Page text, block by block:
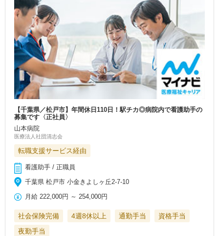
【千葉県／松戸市】年間休日110日！駅チカ◎病院内で看護助手の
募集です〈正社員〉
山本病院
医療法人社団清志会
転職支援サービス経由
看護助手 / 正職員
千葉県 松戸市 小金きよしヶ丘2-7-10
月給 222,000円 ～254,000円
社会保険完備 4週8休以上 通勤手当
資格手当
夜勤手当